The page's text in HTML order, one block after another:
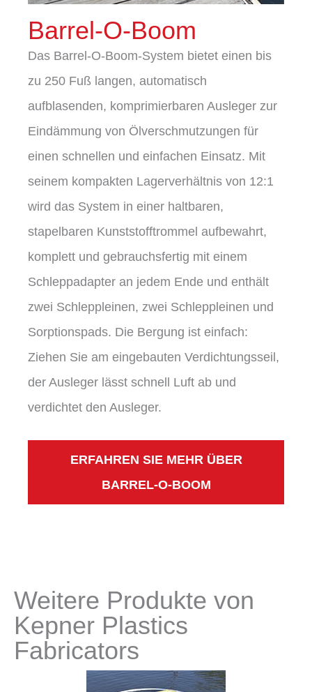
Barrel-O-Boom
Das Barrel-O-Boom-System bietet einen bis
zu 250 Fuß langen, automatisch
aufblasenden, komprimierbaren Ausleger zur
Eindämmung von Ölverschmutzungen für
einen schnellen und einfachen Einsatz. Mit
seinem kompakten Lagerverhältnis von 12:1
wird das System in einer haltbaren,
stapelbaren Kunststofftrommel aufbewahrt,
komplett und gebrauchsfertig mit einem
Schleppadapter an jedem Ende und enthält
zwei Schleppleinen, zwei Schleppleinen und
Sorptionspads. Die Bergung ist einfach:
Ziehen Sie am eingebauten Verdichtungsseil,
der Ausleger lässt schnell Luft ab und
verdichtet den Ausleger.
ERFAHREN SIE MEHR ÜBER
BARREL-O-BOOM
Weitere Produkte von
Kepner Plastics
Fabricators